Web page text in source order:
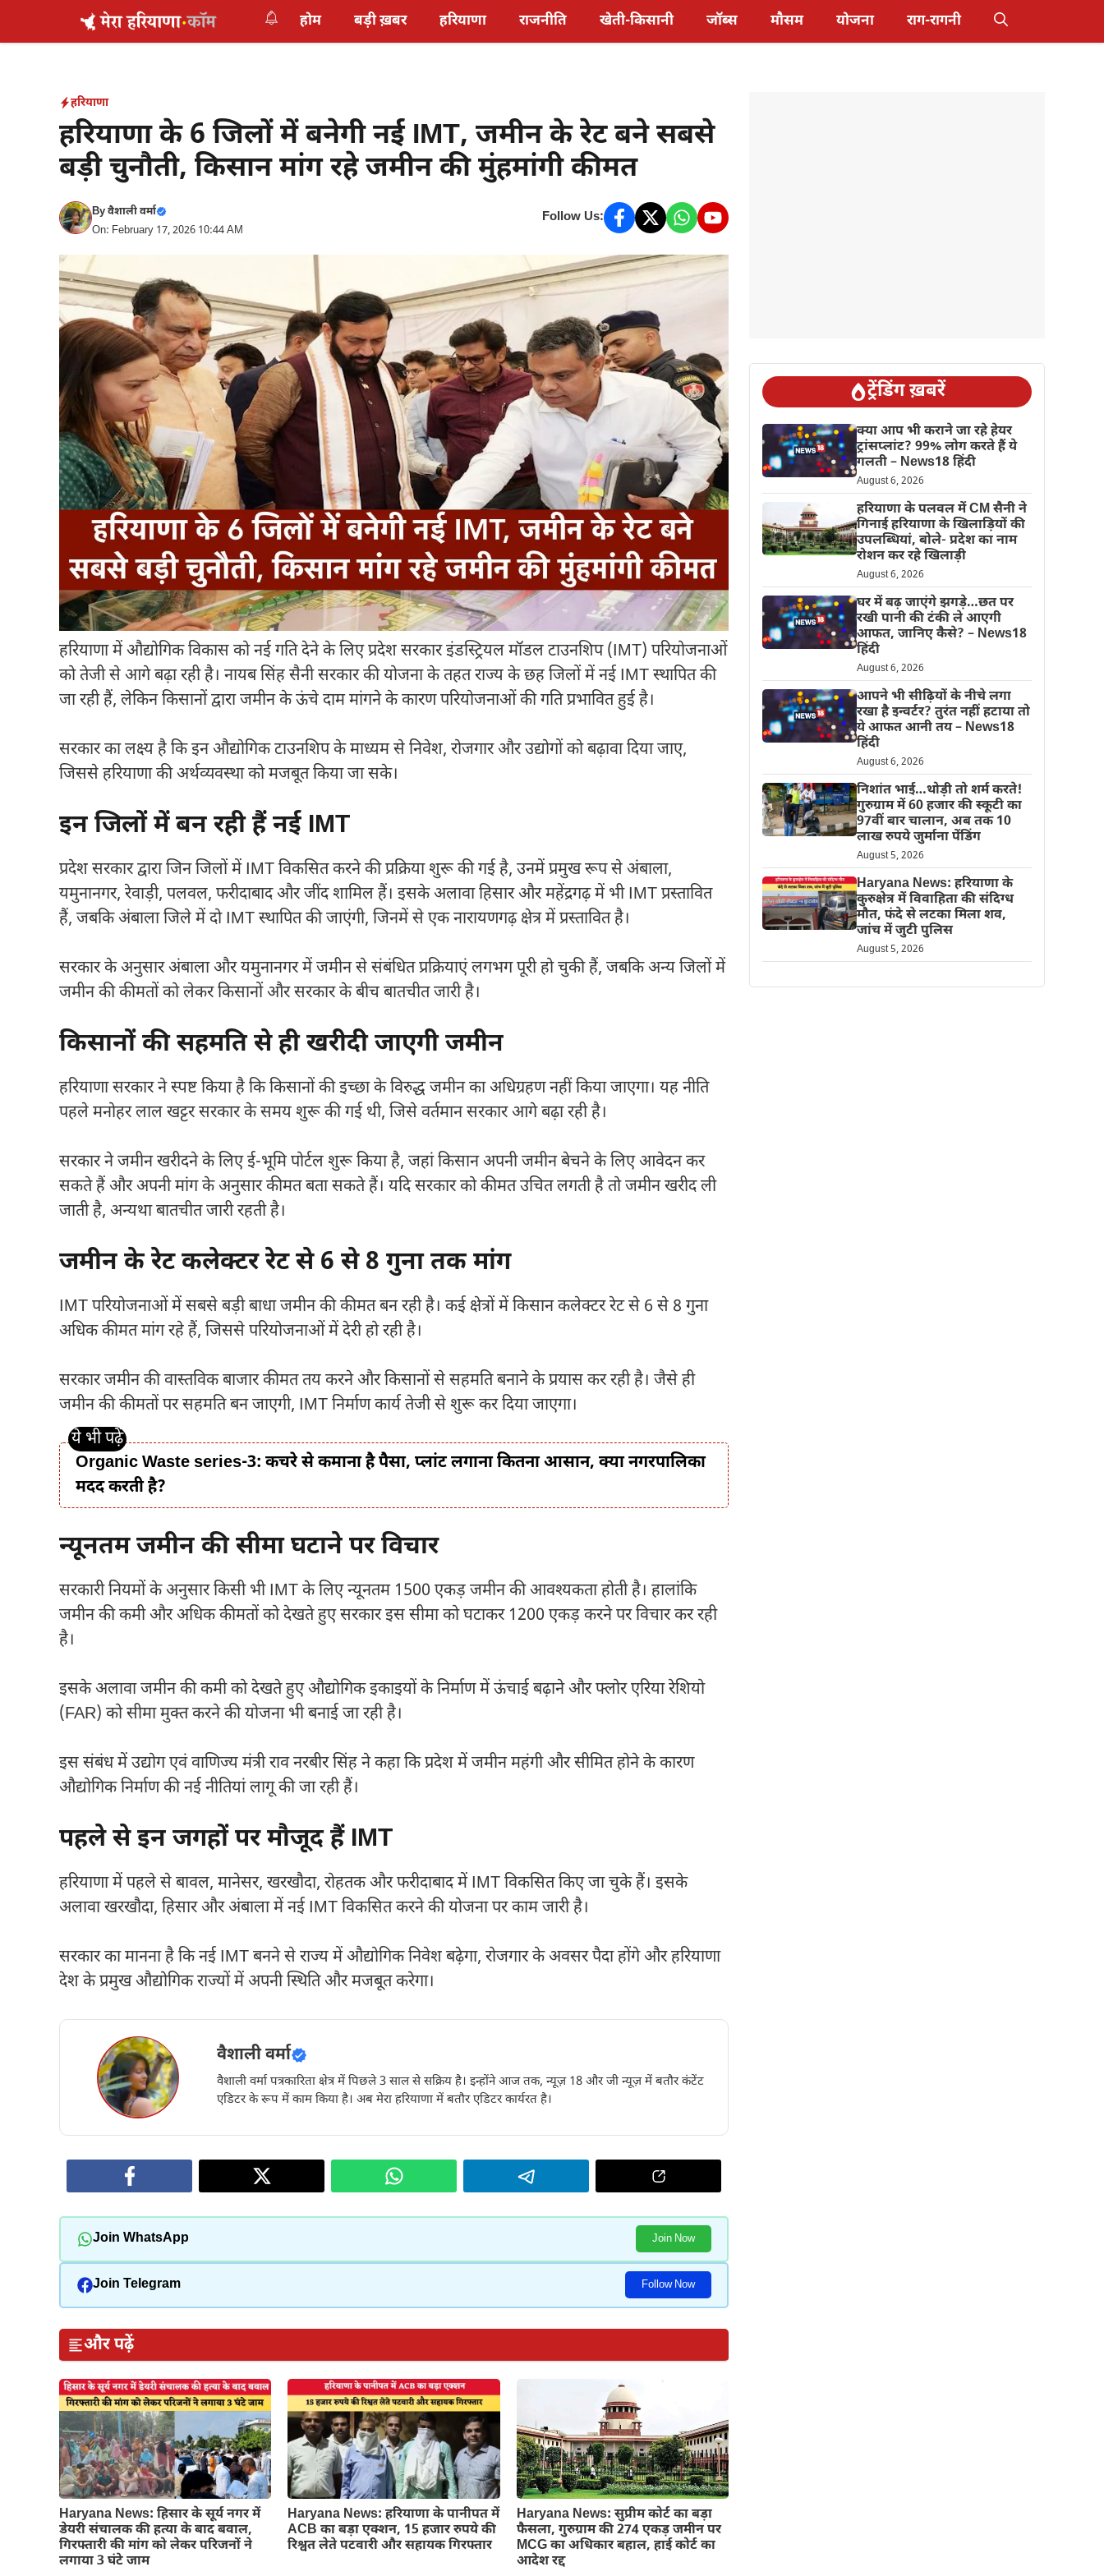
होम बड़ी ख़बर हरियाणा राजनीति खेती-किसानी जॉब्स मौसम योजना राग-रागनी
हरियाणा
हरियाणा के 6 जिलों में बनेगी नई IMT, जमीन के रेट बने सबसे
बड़ी चुनौती, किसान मांग रहे जमीन की मुंहमांगी कीमत
Byवैशाली वर्मा
On: February 17, 2026 10:44 AM
Follow Us:
हरियाणा में औद्योगिक विकास को नई गति देने के लिए प्रदेश सरकार इंडस्ट्रियल मॉडल टाउनशिप (IMT) परियोजनाओं
को तेजी से आगे बढ़ा रही है। नायब सिंह सैनीसरकार की योजना के तहत राज्य के छह जिलों में नई IMT स्थापित की
जा रही हैं, लेकिन किसानों द्वारा जमीन के ऊंचे दाम मांगने के कारण परियोजनाओं की गति प्रभावित हुई है।
सरकार का लक्ष्य है कि इन औद्योगिक टाउनशिप के माध्यम से निवेश, रोजगार और उद्योगों को बढ़ावा दिया जाए,
जिससे हरियाणा की अर्थव्यवस्था को मजबूत किया जा सके।
इन जिलों में बन रही हैं नई IMT
प्रदेश सरकार द्वारा जिन जिलों में IMT विकसित करने की प्रक्रिया शुरू की गई है, उनमें प्रमुख रूप से अंबाला,
यमुनानगर, रेवाड़ी, पलवल, फरीदाबाद और जींद शामिल हैं। इसके अलावा हिसार और महेंद्रगढ़ में भी IMT प्रस्तावित
हैं, जबकि अंबाला जिले में दो IMT स्थापित की जाएंगी, जिनमें से एक नारायणगढ़ क्षेत्र में प्रस्तावित है।
सरकार के अनुसार अंबाला और यमुनानगर में जमीन से संबंधित प्रक्रियाएं लगभग पूरी हो चुकी हैं, जबकि अन्य जिलों में
जमीन की कीमतों को लेकर किसानों और सरकार के बीच बातचीत जारी है।
किसानों की सहमति से ही खरीदी जाएगी जमीन
हरियाणा सरकार ने स्पष्ट किया है कि किसानों की इच्छा के विरुद्ध जमीन का अधिग्रहण नहीं किया जाएगा। यह नीति
पहलेमनोहर लाल खट्टरसरकार के समय शुरू की गई थी, जिसे वर्तमान सरकार आगे बढ़ा रही है।
सरकार ने जमीन खरीदने के लिए ई-भूमि पोर्टल शुरू किया है, जहां किसान अपनी जमीन बेचने के लिए आवेदन कर
सकते हैं और अपनी मांग के अनुसार कीमत बता सकते हैं। यदि सरकार को कीमत उचित लगती है तो जमीन खरीद ली
जाती है, अन्यथा बातचीत जारी रहती है।
जमीन के रेट कलेक्टर रेट से 6 से 8 गुना तक मांग
IMT परियोजनाओं में सबसे बड़ी बाधा जमीन की कीमत बन रही है। कई क्षेत्रों में किसान कलेक्टर रेट से 6 से 8 गुना
अधिक कीमत मांग रहे हैं, जिससे परियोजनाओं में देरी हो रही है।
सरकार जमीन की वास्तविक बाजार कीमत तय करने और किसानों से सहमति बनाने के प्रयास कर रही है। जैसे ही
जमीन की कीमतों पर सहमति बन जाएगी, IMT निर्माण कार्य तेजी से शुरू कर दिया जाएगा।
Organic Waste series-3: कचरे से कमाना है पैसा, प्लांट लगाना कितना आसान, क्या नगरपालिका
मदद करती है?
न्यूनतम जमीन की सीमा घटाने पर विचार
सरकारी नियमों के अनुसार किसी भी IMT के लिए न्यूनतम 1500 एकड़ जमीन की आवश्यकता होती है। हालांकि
जमीन की कमी और अधिक कीमतों को देखते हुए सरकार इस सीमा को घटाकर 1200 एकड़ करने पर विचार कर रही
है।
इसके अलावा जमीन की कमी को देखते हुए औद्योगिक इकाइयों के निर्माण में ऊंचाई बढ़ाने और फ्लोर एरिया रेशियो
(FAR) को सीमा मुक्त करने की योजना भी बनाई जा रही है।
इस संबंध में उद्योग एवं वाणिज्य मंत्रीराव नरबीर सिंहने कहा कि प्रदेश में जमीन महंगी और सीमित होने के कारण
औद्योगिक निर्माण की नई नीतियां लागू की जा रही हैं।
पहले से इन जगहों पर मौजूद हैं IMT
हरियाणा में पहले से बावल, मानेसर, खरखौदा, रोहतक और फरीदाबाद में IMT विकसित किए जा चुके हैं। इसके
अलावा खरखौदा, हिसार और अंबाला में नई IMT विकसित करने की योजना पर काम जारी है।
सरकार का मानना है कि नई IMT बनने से राज्य में औद्योगिक निवेश बढ़ेगा, रोजगार के अवसर पैदा होंगे और हरियाणा
देश के प्रमुख औद्योगिक राज्यों में अपनी स्थिति और मजबूत करेगा।
वैशाली वर्मा
वैशाली वर्मा पत्रकारिता क्षेत्र में पिछले 3 साल से सक्रिय है। इन्होंने आज तक, न्यूज़ 18 और जी न्यूज़ में बतौर कंटेंट
एडिटर के रूप में काम किया है। अब मेरा हरियाणा में बतौर एडिटर कार्यरत है।
Join WhatsApp Join Now
Join Telegram Follow Now
और पढ़ें
Haryana News: हिसार के सूर्य नगर में
डेयरी संचालक की हत्या के बाद बवाल,
गिरफ्तारी की मांग को लेकर परिजनों ने
लगाया 3 घंटे जाम
Haryana News: हरियाणा के पानीपत में
ACB का बड़ा एक्शन, 15 हजार रुपये की
रिश्वत लेते पटवारी और सहायक गिरफ्तार
Haryana News: सुप्रीम कोर्ट का बड़ा
फैसला, गुरुग्राम की 274 एकड़ जमीन पर
MCG का अधिकार बहाल, हाई कोर्ट का
आदेश रद्द
ट्रेंडिंग ख़बरें
क्या आप भी कराने जा रहे हेयर
ट्रांसप्लांट? 99% लोग करते हैं ये
गलती – News18 हिंदी
August 6, 2026
हरियाणा के पलवल में CM सैनी ने
गिनाई हरियाणा के खिलाड़ियों की
उपलब्धियां, बोले- प्रदेश का नाम
रोशन कर रहे खिलाड़ी
August 6, 2026
घर में बढ़ जाएंगे झगड़े…छत पर
रखी पानी की टंकी ले आएगी
आफत, जानिए कैसे? – News18
हिंदी
August 6, 2026
आपने भी सीढ़ियों के नीचे लगा
रखा है इन्वर्टर? तुरंत नहीं हटाया तो
ये आफत आनी तय – News18
हिंदी
August 6, 2026
निशांत भाई…थोड़ी तो शर्म करते!
गुरुग्राम में 60 हजार की स्कूटी का
97वीं बार चालान, अब तक 10
लाख रुपये जुर्माना पेंडिंग
August 5, 2026
Haryana News: हरियाणा के
कुरुक्षेत्र में विवाहिता की संदिग्ध
मौत, फंदे से लटका मिला शव,
जांच में जुटी पुलिस
August 5, 2026